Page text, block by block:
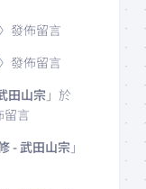
〉發佈留言
〉發佈留言
田山宗 」於
留言
- 武田山宗 」